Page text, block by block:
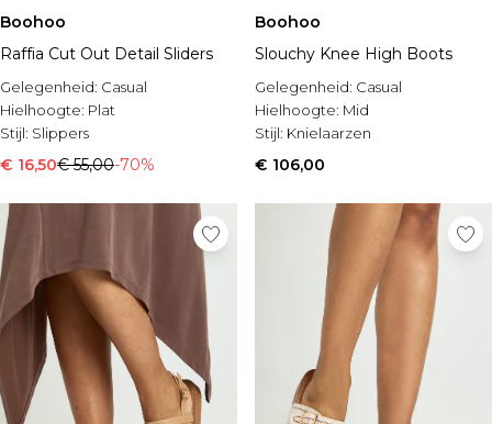
Boohoo
Raffia Cut Out Detail Sliders
Gelegenheid: Casual
Hielhoogte: Plat
Stijl: Slippers
€ 16,50€ 55,00-70%
Boohoo
Slouchy Knee High Boots
Gelegenheid: Casual
Hielhoogte: Mid
Stijl: Knielaarzen
€ 106,00